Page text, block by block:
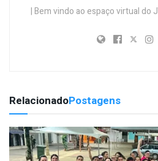
| Bem vindo ao espaço virtual do
RelacionadoPostagens